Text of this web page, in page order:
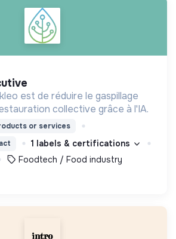
est de réduire le gaspillage
collective grâce à l'IA.
or services
1 labels & certifications
Foodtech / Food industry